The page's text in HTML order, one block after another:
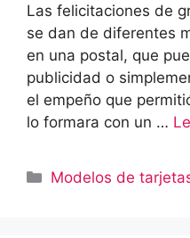
Las felicitaciones de
se dan de diferentes
en una postal, que
publicidad o
el empeño que
lo formara con un …
Categorías
Modelos de